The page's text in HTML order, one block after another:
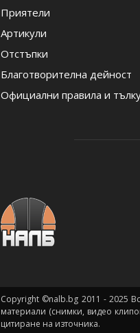
Приятели
Артикули
Отстъпки
Благотворителна дейност
Официални правила и
Copyright ©nalb.bg 2011 - 2025
материали (снимки, видео
цитиране на източника.